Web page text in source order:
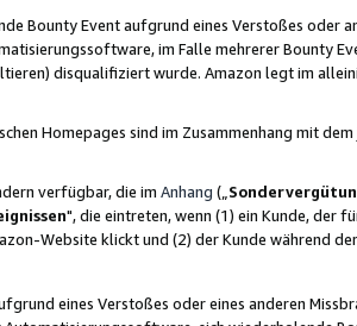
Bounty Event aufgrund eines Verstoßes oder
im Falle mehrerer Bounty
disqualifiziert wurde. Amazon legt im
Homepages sind im Zusammenhang mit
verfügbar, die im Anhang („
", die eintreten, wenn (1) ein Kunde, der
Website klickt und (2) der Kunde während
eines Verstoßes oder eines anderen